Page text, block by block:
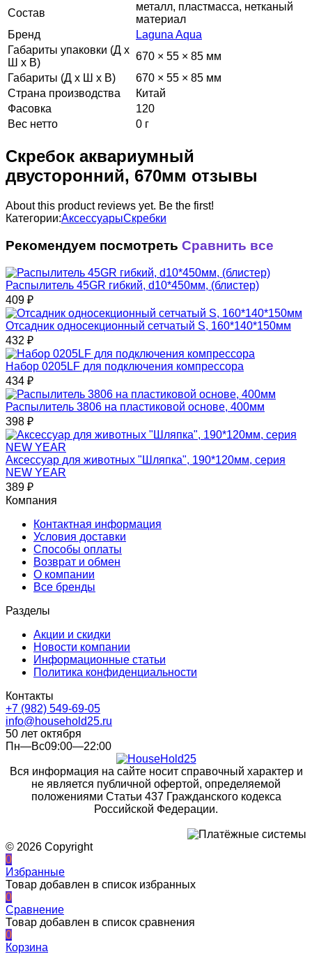
Состав
металл, пластмасса, нетканый
материал
Бренд
Laguna Aqua
Габариты упаковки (Д х
Ш х В)
670 × 55 × 85 мм
Габариты (Д х Ш х В)
670 × 55 × 85 мм
Страна производства
Китай
Фасовка
120
Вес нетто
0 г
Скребок аквариумный
двусторонний, 670мм отзывы
About this product reviews yet. Be the first!
Категории:АксессуарыСкребки
Рекомендуем посмотреть Сравнить все
Распылитель 45GR гибкий, d10*450мм, (блистер)
409 ₽
Отсадник односекционный сетчатый S, 160*140*150мм
432 ₽
Набор 0205LF для подключения компрессора
434 ₽
Распылитель 3806 на пластиковой основе, 400мм
398 ₽
Аксессуар для животных "Шляпка", 190*120мм, серия
NEW YEAR
389 ₽
Компания
Контактная информация
Условия доставки
Способы оплаты
Возврат и обмен
О компании
Все бренды
Разделы
Акции и скидки
Новости компании
Информационные статьи
Политика конфиденциальности
Контакты
+7 (982) 549-69-05
info@household25.ru
50 лет октября
Пн—Вс09:00—22:00
Вся информация на сайте носит справочный характер и
не является публичной офертой, определяемой
положениями Статьи 437 Гражданского кодекса
Российской Федерации.
© 2026 Copyright
0
Избранные
Товар добавлен в список избранных
0
Сравнение
Товар добавлен в список сравнения
0
Корзина